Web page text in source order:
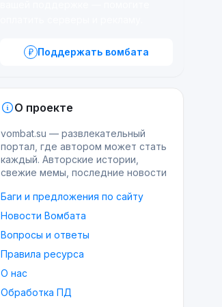
Поддержать вомбата
О проекте
vombat.su — развлекательный
портал, где автором может стать
каждый. Авторские истории,
свежие мемы, последние новости
Баги и предложения по сайту
Новости Вомбата
Вопросы и ответы
Правила ресурса
О нас
Обработка ПД